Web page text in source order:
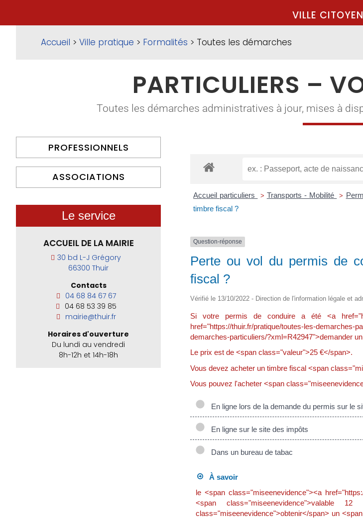
VILLE
Accueil > Ville pratique > Formalités > Toutes les démarches
PARTICULIERS –
Toutes les démarches administratives à jour, mises à
PROFESSIONNELS
ASSOCIATIONS
Le service
ACCUEIL DE LA MAIRIE
30 bd L-J Grégory
66300 Thuir
Contacts
04 68 84 67 67
04 68 53 39 85
mairie@thuir.fr
Horaires d'ouverture
Du lundi au vendredi
8h-12h et 14h-18h
Accueil particuliers > Transports - Mobilité >
timbre fiscal ?
Question-réponse
Perte ou vol du permis de
fiscal ?
Vérifié le 13/10/2022 - Direction de l'information légale et
Si votre permis de conduire a été <a
href="https://thuir.fr/pratique/toutes-les-demarches-
demarches-particuliers/?xml=R42947">demander
Le prix est de <span class="valeur">25 €</span>.
Vous devez acheter un timbre fiscal <span
Vous pouvez l'acheter <span
En ligne lors de la demande du permis sur le
En ligne sur le site des impôts
Dans un bureau de tabac
À savoir
le <span class="miseenevidence"><a
<span
class="miseenevidence">obtenir</span> un